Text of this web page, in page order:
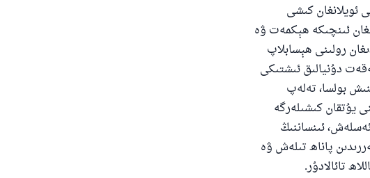
ئويلانغان كىشى
ئىنچىكە ھېكمەت ۋە
رولىنى ھېسابلاپ
دۇنيالىق ئىشتىكى
بولسا، تەلەپ
يۇتقان كىشىلەرگە
ئىنساننىڭ
پاناھ تىلەش ۋە
تائالادۇر.